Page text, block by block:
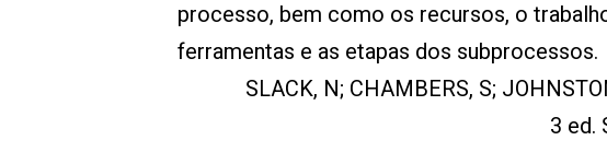
processo, bem como os recursos, o
ferramentas e as etapas dos subprocessos.
SLACK, N; CHAMBERS, S;
3 ed.